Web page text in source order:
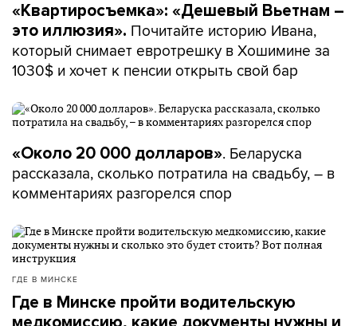
«Квартиросъемка»: «Дешевый Вьетнам –
это иллюзия». Почитайте историю Ивана,
который снимает евротрешку в Хошимине за
1030$ и хочет к пенсии открыть свой бар
«Около 20 000 долларов». Беларуска
рассказала, сколько потратила на свадьбу, – в
комментариях разгорелся спор
ГДЕ В МИНСКЕ
Где в Минске пройти водительскую